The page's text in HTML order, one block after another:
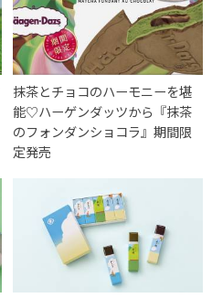
抹茶とチョコのハーモニーを堪
能♡ハーゲンダッツから『抹茶
のフォンダンショコラ』期間限
定発売